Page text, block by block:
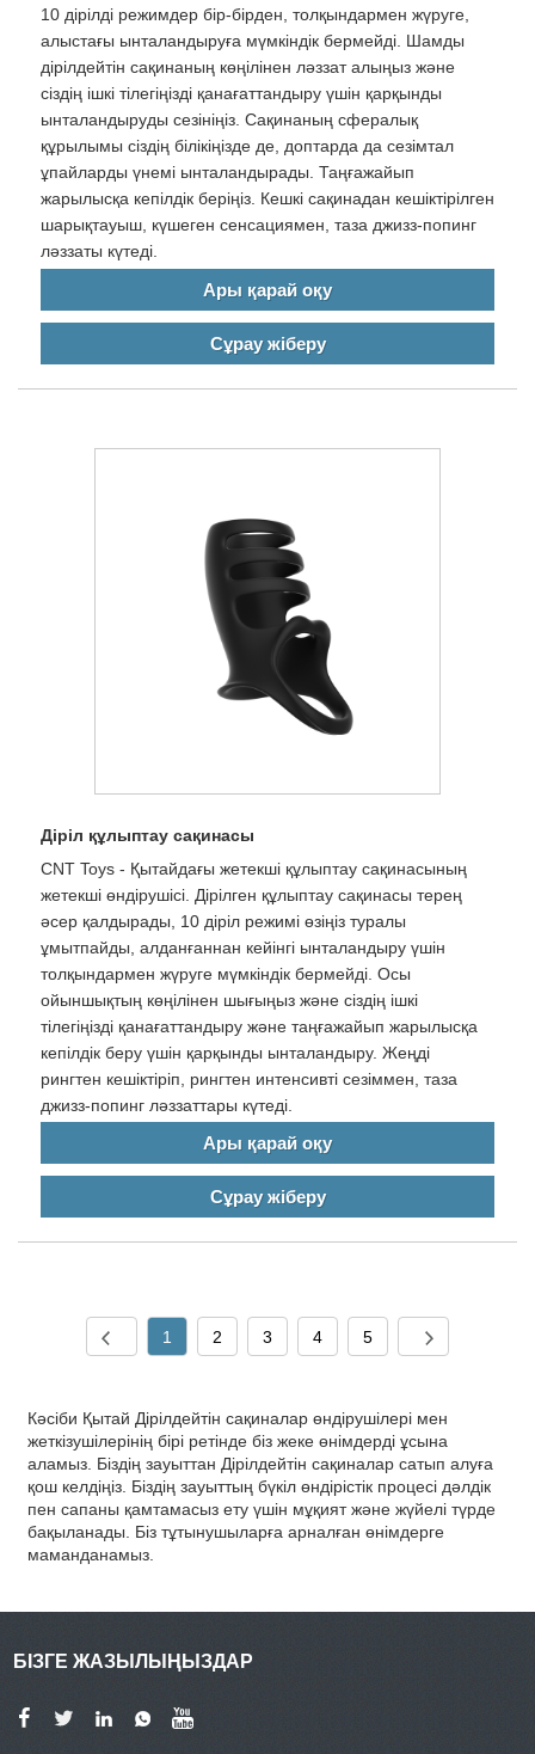
10 дірілді режимдер бір-бірден, толқындармен жүруге,
алыстағы ынталандыруға мүмкіндік бермейді. Шамды
дірілдейтін сақинаның көңілінен ләззат алыңыз және
сіздің ішкі тілегіңізді қанағаттандыру үшін қарқынды
ынталандыруды сезініңіз. Сақинаның сфералық
құрылымы сіздің білікіңізде де, доптарда да сезімтал
ұпайларды үнемі ынталандырады. Таңғажайып
жарылысқа кепілдік беріңіз. Кешкі сақинадан кешіктірілген
шарықтауыш, күшеген сенсациямен, таза джизз-попинг
ләззаты күтеді.
Ары қарай оқу
Сұрау жіберу
Діріл құлыптау сақинасы
CNT Toys - Қытайдағы жетекші құлыптау сақинасының
жетекші өндірушісі. Дірілген құлыптау сақинасы терең
әсер қалдырады, 10 діріл режимі өзіңіз туралы
ұмытпайды, алданғаннан кейінгі ынталандыру үшін
толқындармен жүруге мүмкіндік бермейді. Осы
ойыншықтың көңілінен шығыңыз және сіздің ішкі
тілегіңізді қанағаттандыру және таңғажайып жарылысқа
кепілдік беру үшін қарқынды ынталандыру. Жеңді
рингтен кешіктіріп, рингтен интенсивті сезіммен, таза
джизз-попинг ләззаттары күтеді.
Ары қарай оқу
Сұрау жіберу
1 2 3 4 5
Кәсіби Қытай Дірілдейтін сақиналар өндірушілері мен
жеткізушілерінің бірі ретінде біз жеке өнімдерді ұсына
аламыз. Біздің зауыттан Дірілдейтін сақиналар сатып алуға
қош келдіңіз. Біздің зауыттың бүкіл өндірістік процесі дәлдік
пен сапаны қамтамасыз ету үшін мұқият және жүйелі түрде
бақыланады. Біз тұтынушыларға арналған өнімдерге
маманданамыз.
БІЗГЕ ЖАЗЫЛЫҢЫЗДАР